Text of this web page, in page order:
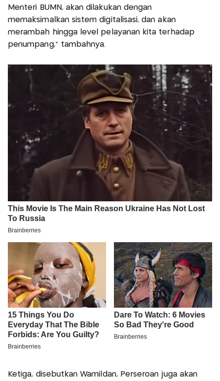
Menteri BUMN, akan dilakukan dengan
memaksimalkan sistem digitalisasi, dan akan
merambah hingga level pelayanan kita terhadap
penumpang," tambahnya.
Ketiga, disebutkan Wamildan, Perseroan juga akan